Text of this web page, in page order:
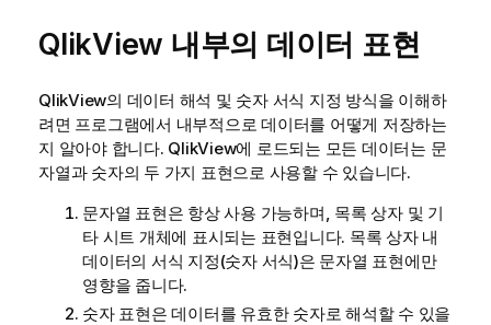
QlikView 내부의 데이터 표현
QlikView의 데이터 해석 및 숫자 서식 지정 방식을 이해하
려면 프로그램에서 내부적으로 데이터를 어떻게 저장하는
지 알아야 합니다. QlikView에 로드되는 모든 데이터는 문
자열과 숫자의 두 가지 표현으로 사용할 수 있습니다.
문자열 표현은 항상 사용 가능하며, 목록 상자 및 기
타 시트 개체에 표시되는 표현입니다. 목록 상자 내
데이터의 서식 지정(숫자 서식)은 문자열 표현에만
영향을 줍니다.
숫자 표현은 데이터를 유효한 숫자로 해석할 수 있을